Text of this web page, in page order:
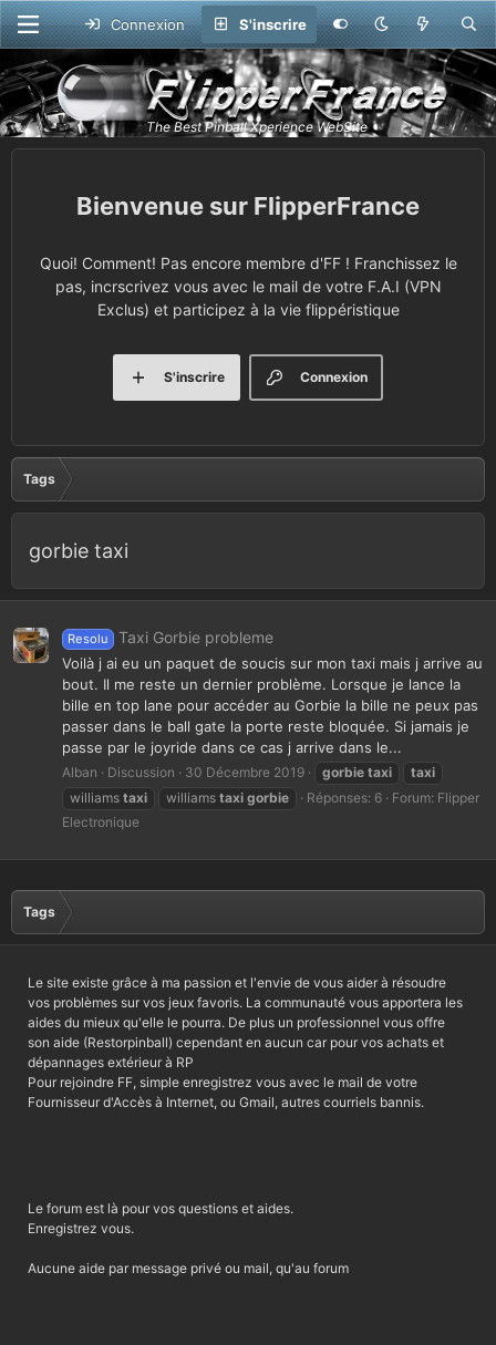
Connexion S'inscrire
FlipperFrance
Quoi! Comment! Pas encore membre d'FF ! Franchissez le
pas, incrscrivez vous avec le mail de votre F.A.I (VPN
Exclus) et participez à la vie flippéristique
Connexion
S'inscrire
Tags
gorbie taxi
Resolu Taxi Gorbie probleme
Voilà j ai eu un paquet de soucis sur mon taxi mais j arrive au
bout. Il me reste un dernier problème. Lorsque je lance la
bille en top lane pour accéder au Gorbie la bille ne peux pas
passer dans le ball gate la porte reste bloquée. Si jamais je
passe par le joyride dans ce cas j arrive dans le...
Alban Discussion 30 Décembre 2019 gorbie taxi
taxi
williams taxi williams taxi gorbie Réponses: 6 Forum: Flipper
Electronique
Tags
Le site existe grâce à ma passion et l'envie de vous aider à résoudre
vos problèmes sur vos jeux favoris. La communauté vous apportera les
aides du mieux qu'elle le pourra. De plus un professionnel vous offre
son aide (Restorpinball) cependant en aucun car pour vos achats et
dépannages extérieur à RP
Pour rejoindre FF, simple enregistrez vous avec le mail de votre
Fournisseur d'Accès à Internet, ou Gmail, autres courriels bannis.
Le forum est là pour vos questions et aides.
Enregistrez vous.
Aucune aide par message privé ou mail, qu'au forum